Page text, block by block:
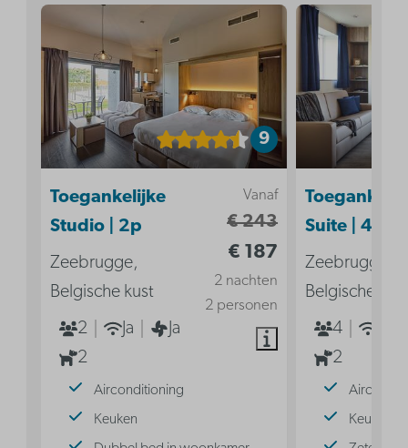
9
Vanaf
€ 243
€ 187
2 nachten
2 personen
Toegankelijke
Studio | 2p
Zeebrugge,
Belgische kust
2
Ja
Ja
2
Airconditioning
Keuken
Suite | 4p
Zeebrugge,
Belgische
4
2
Keuken